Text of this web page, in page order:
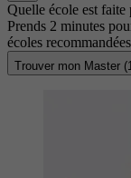
Quelle école est faite
Prends 2 minutes
écoles